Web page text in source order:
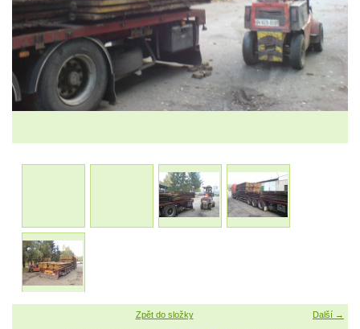
Další →
Zpět do složky